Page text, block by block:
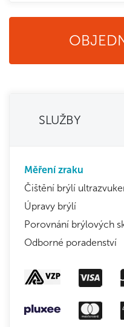
SLUŽBY
Měření zraku
Čištění brýlí
Úpravy brýlí
Porovnání brýlových
Odborné poradenství